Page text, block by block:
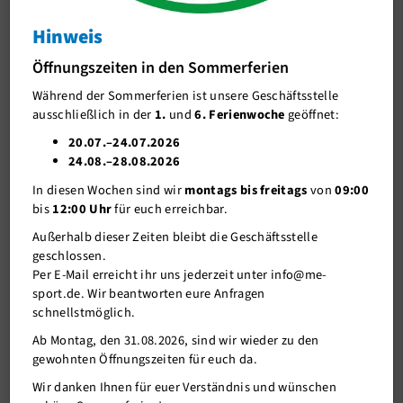
Kursänderung
Outdoor Zumba nur noch am Donnerstag
27.10.2020
J-Team
Stellenangebote
Förderverein me-sport e.V.
Mitgliederservice
Verantwortung
Hinweis
Öffnungszeiten in den Sommerferien
Während der Sommerferien ist unsere Geschäftsstelle
ausschließlich in der 1. und6. Ferienwochegeöffnet:
20.07.–24.07.2026
24.08.–28.08.2026
In diesen Wochen sind wirmontags bis freitagsvon09:00
bis12:00 Uhrfür euch erreichbar.
Außerhalb dieser Zeiten bleibt die Geschäftsstelle
geschlossen.
Per E-Mail erreicht ihr uns jederzeit unter info@me-
sport.de. Wir beantworten eure Anfragen
schnellstmöglich.
Ab Montag, den 31.08.2026, sind wir wieder zu den
gewohnten Öffnungszeiten für euch da.
Wir danken Ihnen für euer Verständnis und wünschen